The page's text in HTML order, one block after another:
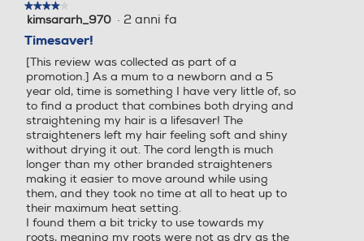
Display Display
Piastra lisciacapelli Piastra lisciacapelli
Altre funzioni
★★★★★
★★★★★
4
5
stelle.
kimsararh_970 · 2 anni fa
Timesaver!
[This review was collected as part of a
promotion.] As a mum to a newborn and a 5
year old, time is something I have very little of, so
to find a product that combines both drying and
straightening my hair is a lifesaver! The
straighteners left my hair feeling soft and shiny
without drying it out. The cord length is much
longer than my other branded straighteners
making it easier to move around while using
them, and they took no time at all to heat up to
their maximum heat setting.
I found them a bit tricky to use towards my
roots, meaning my roots were not as dry as the